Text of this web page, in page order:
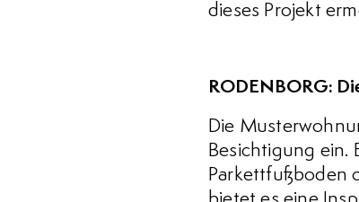
dieses Projekt
RODENBORG:
Die
Besichtigung ein.
Parkettfußboden